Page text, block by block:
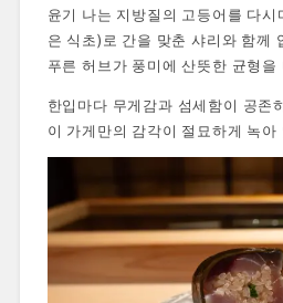
윤기 나는 지방질의 고등어를 다
은 식초)로 간을 맞춘 샤리와 함께
푸른 허브가 풍미에 산뜻한 균형을
한입마다 무게감과 섬세함이 공존
이 가게만의 감각이 절묘하게 녹아